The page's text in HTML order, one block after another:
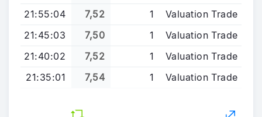
21:55:04
7,52 1
Valuation Trade
21:45:03
7,50 1
Valuation Trade
21:40:02
7,52 1
Valuation Trade
21:35:01
7,54 1 Valuation Trade